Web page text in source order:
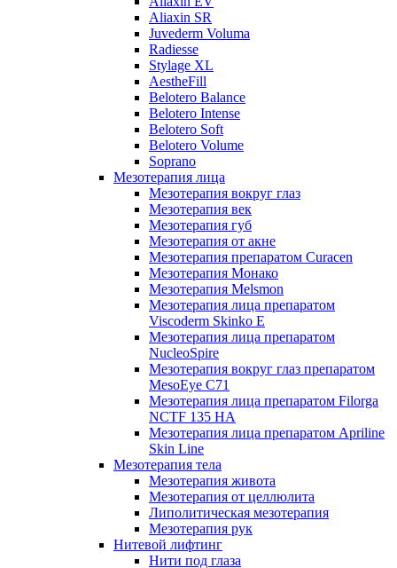
Aliaxin SR
Juvederm Voluma
Radiesse
Stylage XL
AestheFill
Belotero Balance
Belotero Intense
Belotero Soft
Belotero Volume
Soprano
Мезотерапия лица
Мезотерапия вокруг глаз
Мезотерапия век
Мезотерапия губ
Мезотерапия от акне
Мезотерапия препаратом Curacen
Мезотерапия Монако
Мезотерапия Melsmon
Мезотерапия лица препаратом
Viscoderm Skinko E
Мезотерапия лица препаратом
NucleoSpire
Мезотерапия вокруг глаз препаратом
MesoEye С71
Мезотерапия лица препаратом Filorga
NCTF 135 HA
Мезотерапия лица препаратом Apriline
Skin Line
Мезотерапия тела
Мезотерапия живота
Мезотерапия от целлюлита
Липолитическая мезотерапия
Мезотерапия рук
Нитевой лифтинг
Нити под глаза